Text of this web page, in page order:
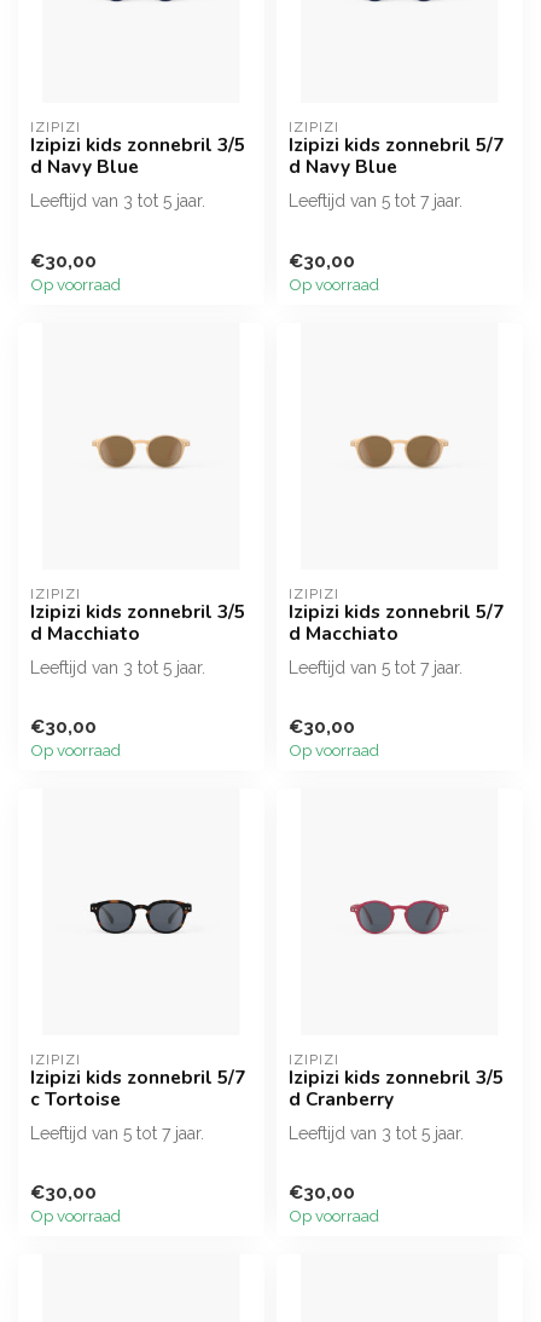
IZIPIZI
Izipizi kids zonnebril 3/5
d Navy Blue
Leeftijd van 3 tot 5 jaar.
€30,00
Op voorraad
IZIPIZI
Izipizi kids zonnebril 5/7
d Navy Blue
Leeftijd van 5 tot 7 jaar.
€30,00
Op voorraad
IZIPIZI
Izipizi kids zonnebril 3/5
d Macchiato
Leeftijd van 3 tot 5 jaar.
€30,00
Op voorraad
IZIPIZI
Izipizi kids zonnebril 5/7
d Macchiato
Leeftijd van 5 tot 7 jaar.
€30,00
Op voorraad
IZIPIZI
Izipizi kids zonnebril 5/7
c Tortoise
Leeftijd van 5 tot 7 jaar.
€30,00
Op voorraad
IZIPIZI
Izipizi kids zonnebril 3/5
d Cranberry
Leeftijd van 3 tot 5 jaar.
€30,00
Op voorraad